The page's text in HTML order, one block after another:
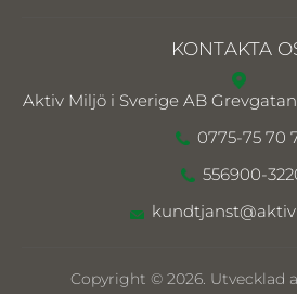
KONTAKTA
Aktiv Miljö i Sverige AB Grevgatan
0775-75 70
556900-
Copyright © 2026. Utvecklad